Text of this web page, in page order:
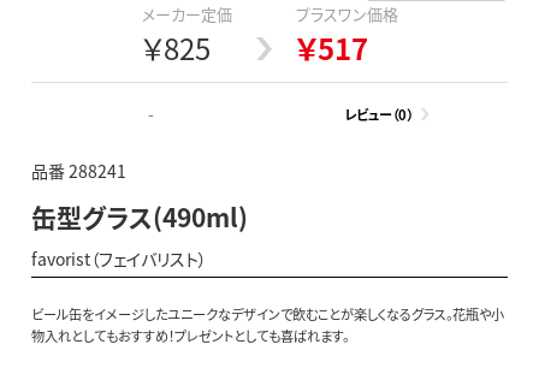
メーカー定価
￥825
プラスワン価格
￥517
- レビュー（0）
品番 288241
缶型グラス(490ml)
favorist（フェイバリスト）
ビール缶をイメージしたユニークなデザインで飲むことが楽しくなるグラス。花瓶や小
物入れとしてもおすすめ！プレゼントとしても喜ばれます。